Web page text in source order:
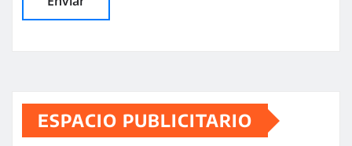
ESPACIO PUBLICITARIO